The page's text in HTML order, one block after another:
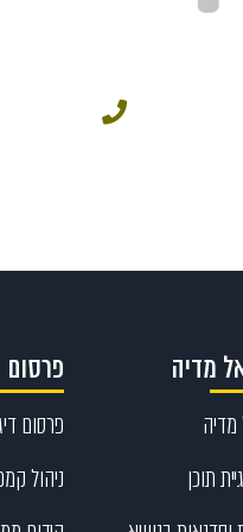
מדיה
תוכן
פרסום
פרסום
ניהול